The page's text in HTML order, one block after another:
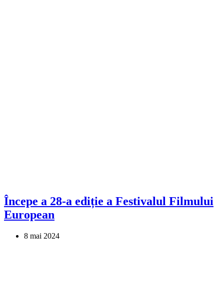
Începe a 28-a ediție a Festivalul Filmului
European
8 mai 2024